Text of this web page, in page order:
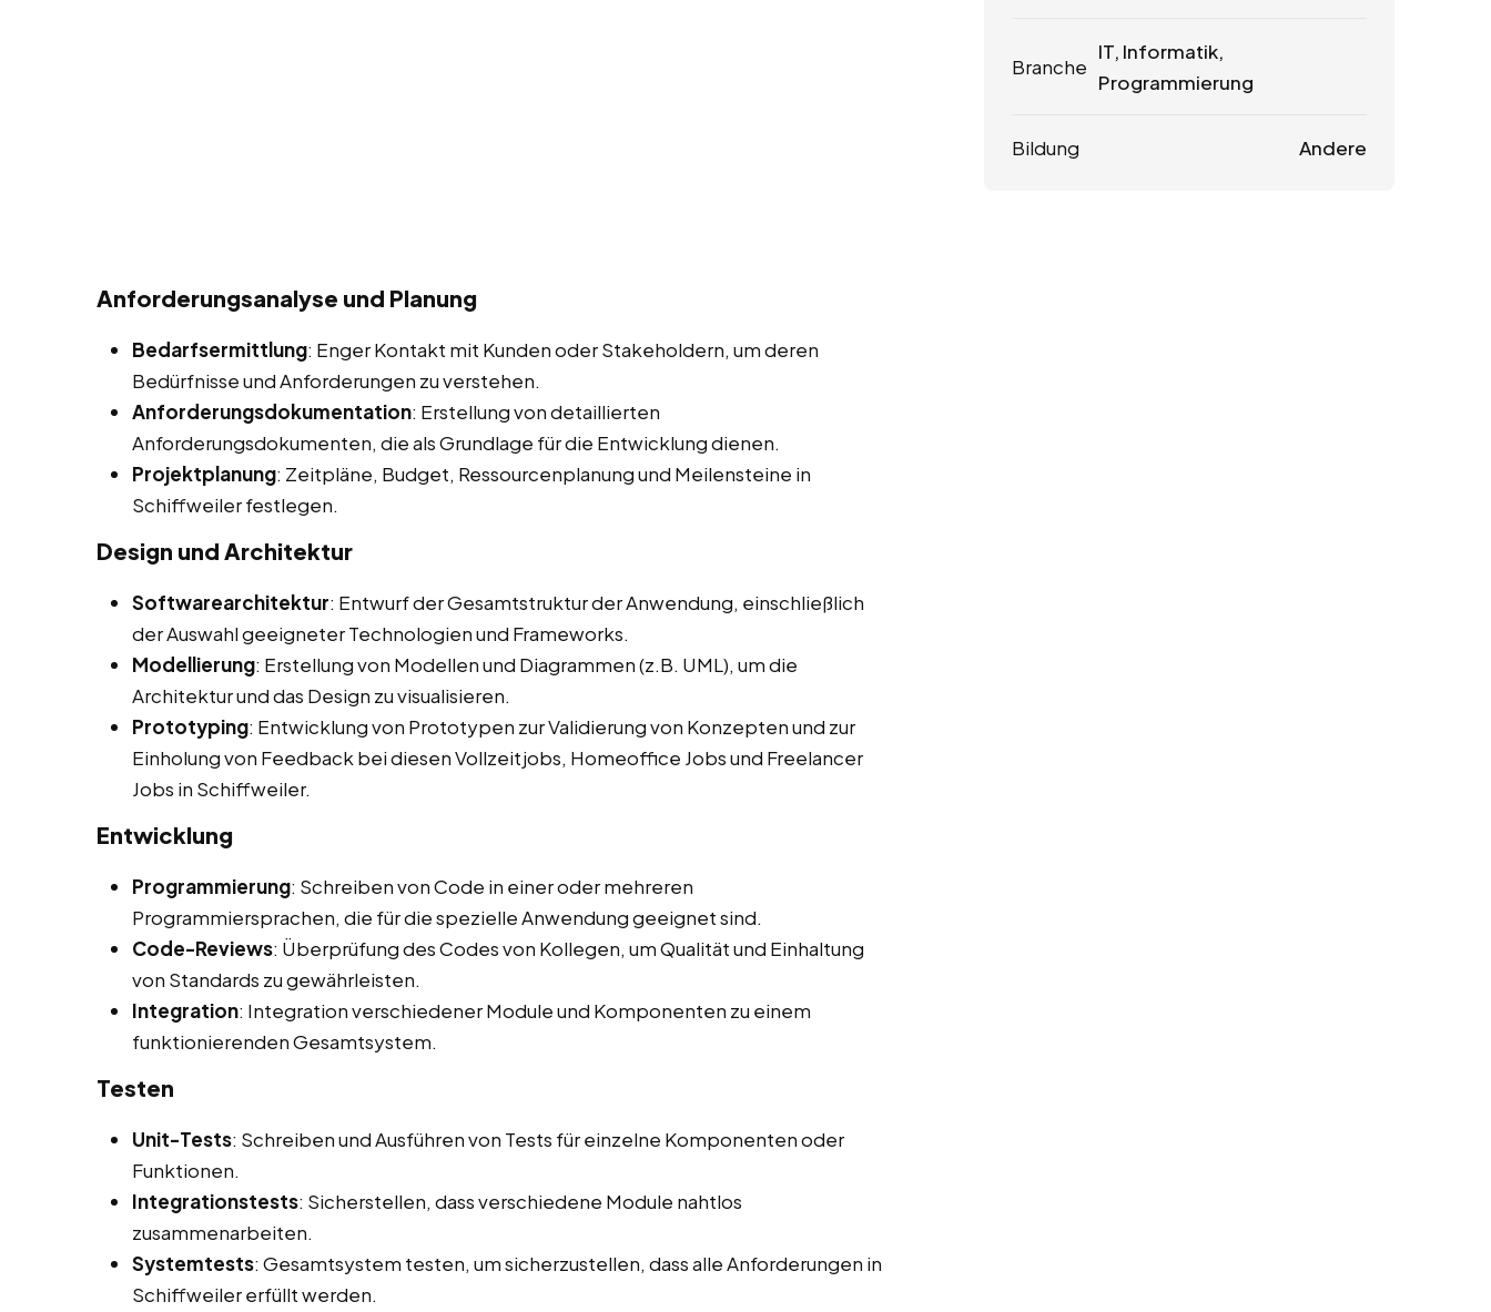
Anforderungsanalyse und Planung
Bedarfsermittlung: Enger Kontakt mit Kunden oder Stakeholdern, um deren
Bedürfnisse und Anforderungen zu verstehen.
Anforderungsdokumentation: Erstellung von detaillierten
Anforderungsdokumenten, die als Grundlage für die Entwicklung dienen.
Projektplanung: Zeitpläne, Budget, Ressourcenplanung und Meilensteine in
Schiffweiler festlegen.
Design und Architektur
Softwarearchitektur: Entwurf der Gesamtstruktur der Anwendung, einschließlich
der Auswahl geeigneter Technologien und Frameworks.
Modellierung: Erstellung von Modellen und Diagrammen (z.B. UML), um die
Architektur und das Design zu visualisieren.
Prototyping: Entwicklung von Prototypen zur Validierung von Konzepten und zur
Einholung von Feedback bei diesen Vollzeitjobs, Homeoffice Jobs und Freelancer
Jobs in Schiffweiler.
Entwicklung
Programmierung: Schreiben von Code in einer oder mehreren
Programmiersprachen, die für die spezielle Anwendung geeignet sind.
Code-Reviews: Überprüfung des Codes von Kollegen, um Qualität und Einhaltung
von Standards zu gewährleisten.
Integration: Integration verschiedener Module und Komponenten zu einem
funktionierenden Gesamtsystem.
Testen
Unit-Tests: Schreiben und Ausführen von Tests für einzelne Komponenten oder
Funktionen.
Integrationstests: Sicherstellen, dass verschiedene Module nahtlos
zusammenarbeiten.
Systemtests: Gesamtsystem testen, um sicherzustellen, dass alle Anforderungen in
Schiffweiler erfüllt werden.
Branche
IT, Informatik,
Programmierung
Bildung Andere